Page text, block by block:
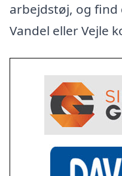
arbejdstøj, og
Vandel eller Vejle